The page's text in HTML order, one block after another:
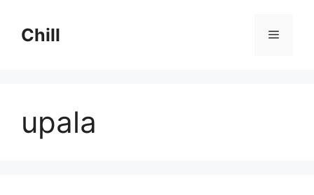
sadržajChill
upala